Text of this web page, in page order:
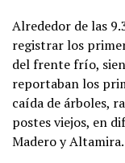
Alrededor de las
registrar los
del frente frío,
reportaban los
caída de árboles,
postes viejos, en
Madero y Altamira.